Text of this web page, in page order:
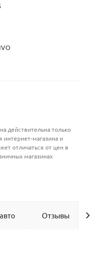
действительна только
интернет-магазина и
отличаться от цен в
магазинах
Отзывы